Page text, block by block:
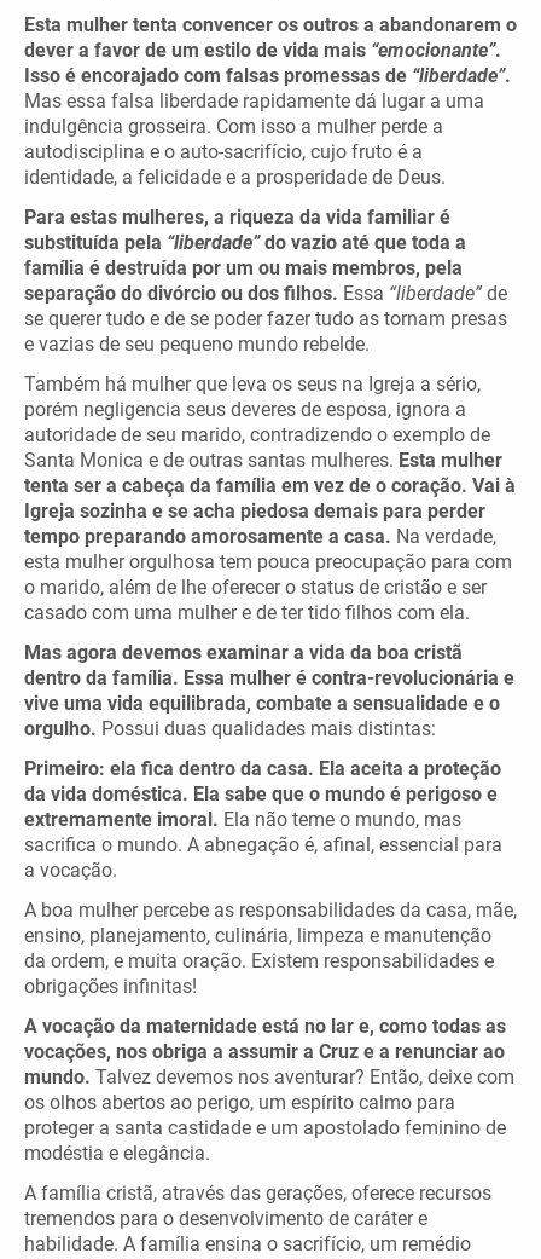
Esta mulher tenta convencer os outros a abandonarem o
dever a favor de um estilo de vida mais “emocionante”.
Isso é encorajado com falsas promessas de “liberdade”.
Mas essa falsa liberdade rapidamente dá lugar a uma
indulgência grosseira. Com isso a mulher perde a
autodisciplina e o auto-sacrifício, cujo fruto é a
identidade, a felicidade e a prosperidade de Deus.
Para estas mulheres, a riqueza da vida familiar é
substituída pela “liberdade”do vazio até que toda a
família é destruída por um ou mais membros, pela
separação do divórcio ou dos filhos. Essa “liberdade” de
se querer tudo e de se poder fazer tudo as tornam presas
e vazias de seu pequeno mundo rebelde.
Também há mulher que leva os seus na Igreja a sério,
porém negligencia seus deveres de esposa, ignora a
autoridade de seu marido, contradizendo o exemplo de
Santa Monica e de outras santas mulheres. Esta mulher
tenta ser a cabeça da família em vez de o coração. Vai à
Igreja sozinha e se acha piedosa demais para perder
tempo preparando amorosamente a casa. Na verdade,
esta mulher orgulhosa tem pouca preocupação para com
o marido, além de lhe oferecer o status de cristão e ser
casado com uma mulher e de ter tido filhos com ela.
Mas agora devemos examinar a vida da boa cristã
dentro da família. Essa mulher é contra-revolucionária e
vive uma vida equilibrada, combate a sensualidade e o
orgulho. Possui duas qualidades mais distintas:
Primeiro: ela fica dentro da casa. Ela aceita a proteção
da vida doméstica. Ela sabe que o mundo é perigoso e
extremamente imoral. Ela não teme o mundo, mas
sacrifica o mundo. A abnegação é, afinal, essencial para
a vocação.
A boa mulher percebe as responsabilidades da casa, mãe,
ensino, planejamento, culinária, limpeza e manutenção
da ordem, e muita oração. Existem responsabilidades e
obrigações infinitas!
A vocação da maternidade está no lar e, como todas as
vocações, nos obriga a assumir a Cruz e a renunciar ao
mundo. Talvez devemos nos aventurar? Então, deixe com
os olhos abertos ao perigo, um espírito calmo para
proteger a santa castidade e um apostolado feminino de
modéstia e elegância.
A família cristã, através das gerações, oferece recursos
tremendos para o desenvolvimento de caráter e
habilidade. A família ensina o sacrifício, um remédio